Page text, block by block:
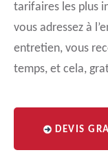
tarifaires les plus
vous adressez à
entretien, vous
temps, et cela,
DEVIS